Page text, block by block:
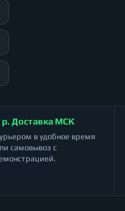
р. Доставка МСК
в удобное время
самовывоз с